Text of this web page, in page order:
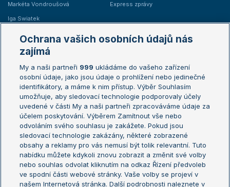
Markéta Vondroušová
Iga Swiatek
Express zprávy
Žebříčky
Žebříček ATP (muži)
Žebříček WTA (ženy)
Sázkařský žebříček
Australian Open
French Open
Wimbledon
US Open
Turnaj mistrů
Turnaj mistryň
Aktualní trendy
Fotbalové přestupy
Ochrana vašich osobních údajů nás
zajímá
My a naši partneři 999 ukládáme do vašeho zařízení
osobní údaje, jako jsou údaje o prohlížení nebo jedinečné
identifikátory, a máme k nim přístup. Výběr Souhlasím
umožňuje, aby sledovací technologie podporovaly účely
uvedené v části My a naši partneři zpracováváme údaje za
účelem poskytování. Výběrem Zamítnout vše nebo
odvoláním svého souhlasu je zakážete. Pokud jsou
sledovací technologie zakázány, některé zobrazené
obsahy a reklamy pro vás nemusí být tolik relevantní. Tuto
nabídku můžete kdykoli znovu zobrazit a změnit své volby
nebo souhlas odvolat kliknutím na odkaz Řízení předvoleb
ve spodní části webové stránky. Vaše volby se projeví v
našem Internetová stránka. Další podrobnosti naleznete v